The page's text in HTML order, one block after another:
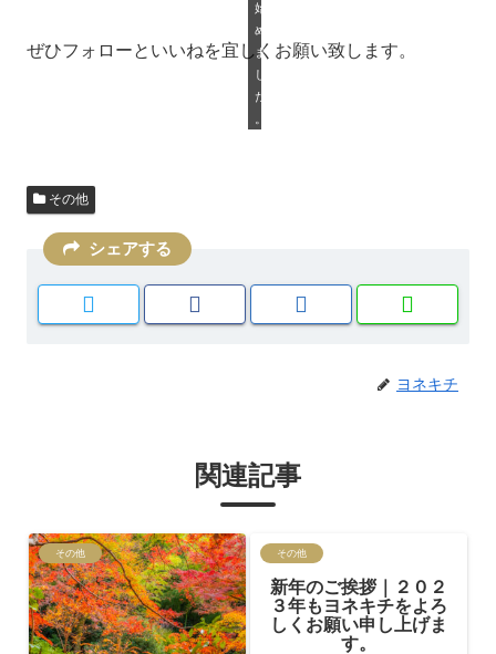
ぜひフォローといいねを宜しくお願い致します。
始
め
ま
し
た
その他
シェアする
ヨネキチ
関連記事
その他 その他
新年のご挨拶｜２０２
３年もヨネキチをよろ
しくお願い申し上げま
す。